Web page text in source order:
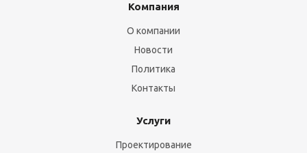
Компания
О компании
Новости
Политика
Контакты
Услуги
Проектирование